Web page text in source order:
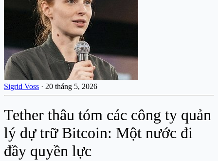
Sigrid Voss · 20 tháng 5, 2026
Tether thâu tóm các công ty quản
lý dự trữ Bitcoin: Một nước đi
đầy quyền lực